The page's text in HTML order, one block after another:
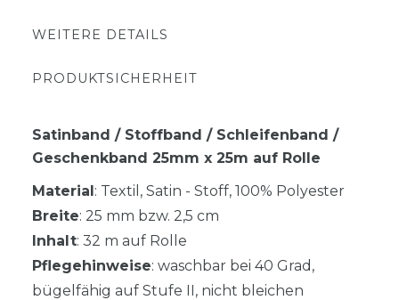
WEITERE DETAILS
PRODUKTSICHERHEIT
Satinband / Stoffband / Schleifenband /
Geschenkband 25mm x 25m auf Rolle
Material: Textil, Satin - Stoff, 100% Polyester
Breite: 25 mm bzw. 2,5 cm
Inhalt: 32 m auf Rolle
Pflegehinweise: waschbar bei 40 Grad,
bügelfähig auf Stufe II, nicht bleichen